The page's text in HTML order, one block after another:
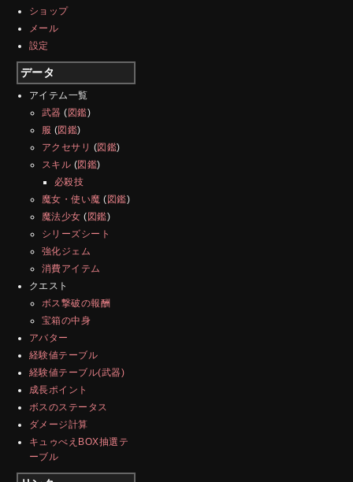
ショップ
メール
設定
データ
アイテム一覧
武器 (図鑑)
服 (図鑑)
アクセサリ (図鑑)
スキル (図鑑)
必殺技
魔女・使い魔 (図鑑)
魔法少女 (図鑑)
シリーズシート
強化ジェム
消費アイテム
クエスト
ボス撃破の報酬
宝箱の中身
アバター
経験値テーブル
経験値テーブル(武器)
成長ポイント
ボスのステータス
ダメージ計算
キュゥべえBOX抽選テ
ーブル